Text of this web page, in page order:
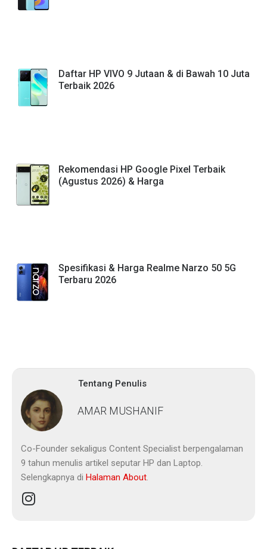
Tentang Penulis
Daftar HP VIVO 9 Jutaan & di Bawah 10 Juta
Terbaik 2026
Rekomendasi HP Google Pixel Terbaik
(Agustus 2026) & Harga
Spesifikasi & Harga Realme Narzo 50 5G
Terbaru 2026
AMAR MUSHANIF
Co-Founder sekaligus Content Specialist berpengalaman
9 tahun menulis artikel seputar HP dan Laptop.
Selengkapnya di Halaman About.